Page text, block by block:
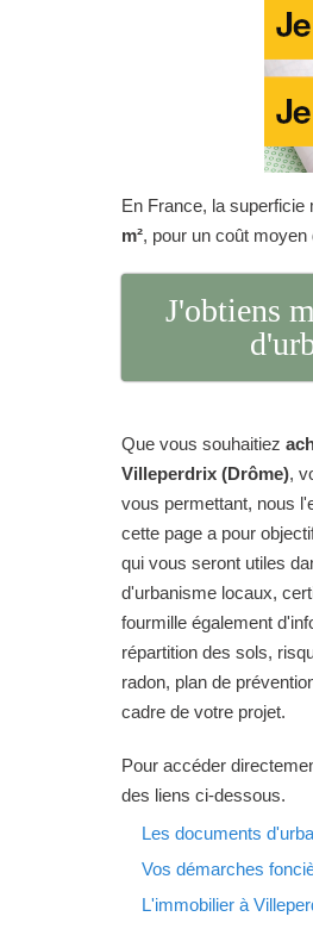
En France, la superficie
m², pour un coût moyen
J'obtiens
Que vous souhaitiez
Villeperdrix (Drôme),
vous permettant, nous
cette page a pour
qui vous seront utiles
d'urbanisme locaux,
fourmille également
répartition des sols,
radon, plan de
cadre de votre projet.
Pour accéder
des liens ci-dessous.
Les documents
Vos démarches
L'immobilier à